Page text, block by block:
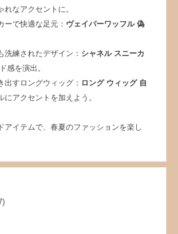
れなアクセントに。
ーで快適な足元： ヴェイパーワッフル 偽
洗練されたデザイン： シャネル スニーカ
感を演出。
出すロングウィッグ： ロング ウィッグ 自
にアクセントを加えよう。
アイテムで、春夏のファッションを楽し